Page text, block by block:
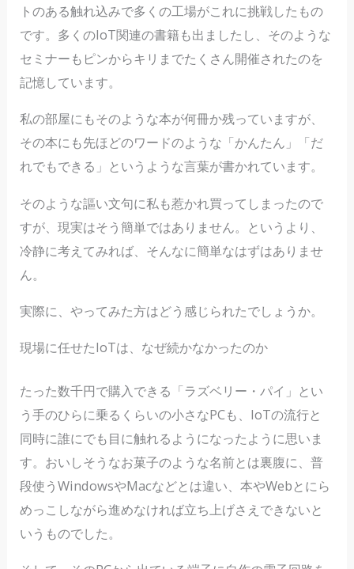
トのある触れ込みで多くの工場がこれに挑戦したもの
です。多くのIoT関連の書籍も出ましたし、そのような
セミナーもピンからキリまでたくさん開催されたのを
記憶しています。
私の部屋にもそのような本が何冊か残っていますが、
その本にも先ほどのワードのような「かんたん」「だ
れでもできる」というような言葉が書かれています。
そのような謳い文句に私も惹かれ買ってしまったので
すが、現実はそう簡単ではありません。というより、
冷静に考えてみれば、そんなに簡単なはずはありませ
ん。
実際に、やってみた方はどう感じられたでしょうか。
現場に任せたIoTは、なぜ続かなかったのか
たった数千円で購入できる「ラズベリー・パイ」とい
う手のひらに乗るくらいの小さなPCも、IoTの流行と
同時に誰にでも目に触れるようになったように思いま
す。おいしそうなお菓子のような名前とは裏腹に、普
段使うWindowsやMacなどとは違い、本やWebとにら
めっこしながら進めなければ立ち上げさえできないと
いうものでした。